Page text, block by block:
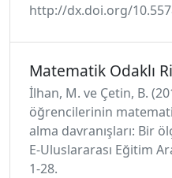
http://dx.doi.org/
Matematik Odaklı
İlhan, M. ve Çetin, B.
öğrencilerinin
alma davranışları: Bir
E-Uluslararası Eğitim
1-28.